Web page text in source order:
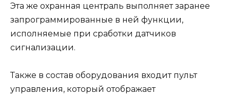
Эта же охранная централь выполняет заранее
запрограммированные в ней функции,
исполняемые при сработки датчиков
сигнализации.
Также в состав оборудования входит пульт
управления, который отображает